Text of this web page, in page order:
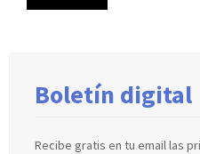
Boletín digital
Recibe gratis en tu email las